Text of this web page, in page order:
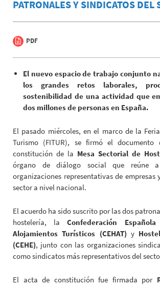
PATRONALES Y SINDICATOS DEL
PDF
El nuevo espacio de trabajo conjunto
los grandes retos laborales,
sostenibilidad de una actividad que
dos millones de personas en España.
El pasado miércoles, en el marco de la
Turismo (FITUR), se firmó el documento
constitución de la Mesa Sectorial de
órgano de diálogo social que reúne
organizaciones representativas de empresas
sector a nivel nacional.
El acuerdo ha sido suscrito por las dos
hostelería, laConfederación
Alojamientos Turísticos (CEHAT) y
(CEHE), junto con las organizaciones
como sindicatos más representativos del
El acta de constitución fue firmada por